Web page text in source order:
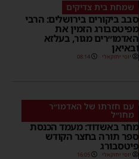
שמחת בית צדיקים
סבב ביקורים בירושלים: הרבי
מפיטסבורג הזמין את
האדמו״רים מגור, בעלזא
ובאיאן
יוסי יחזקאלי 08:14
עם חזרתו של האדמו״ר
מחו״ל
מחר באשדוד: מעמד הכנסת
ספר תורה בחצר הקודש
פיטסבורג
יוסי יחזקאלי 16:05